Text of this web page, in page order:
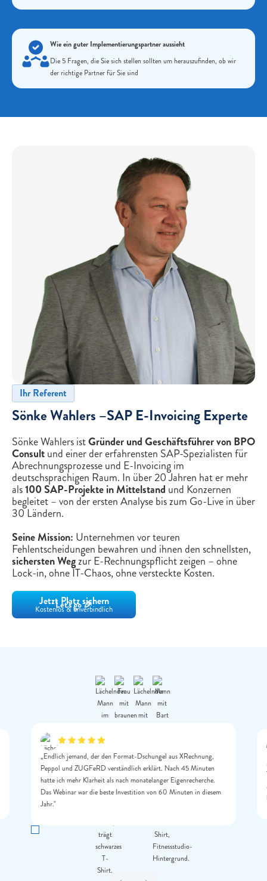
Wie ein guter Implementierungspartner aussieht
Die 5 Fragen, die Sie sich stellen sollten um herauszufinden, ob wir
der richtige Partner für Sie sind
Ihr Referent
Sönke Wahlers –SAP E-Invoicing Experte
Sönke Wahlers istGründer und Geschäftsführer von BPO
Consultund einer der erfahrensten SAP-Spezialisten für
Abrechnungsprozesse und E-Invoicing im
deutschsprachigen Raum. In über 20 Jahren hat er mehr
als100 SAP-Projekte in Mittelstand und Konzernen
begleitet – von der ersten Analyse bis zum Go-Live in über
30 Ländern.
Seine Mission: Unternehmen vor teuren
Fehlentscheidungen bewahren und ihnen den schnellsten,
sichersten Wegzur E-Rechnungspflicht zeigen – ohne
Lock-in, ohne IT-Chaos, ohne versteckte Kosten.
Let's go 🎉
Jetzt Platz sichern
Kostenlos & unverbindlich
„Endlich jemand, der den Format-Dschungel aus XRechnung,
Peppol und ZUGFeRD verständlich erklärt. Nach 45 Minuten
hatte ich mehr Klarheit als nach monatelanger Eigenrecherche.
Das Webinar war die beste Investition von 60 Minuten in diesem
Jahr."